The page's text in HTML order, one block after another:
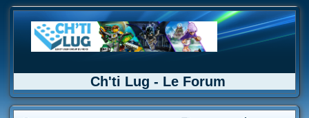
Ch'ti Lug - Le Forum